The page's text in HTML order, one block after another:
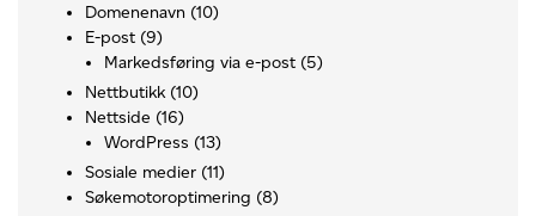
Domenenavn (10)
E-post (9)
Markedsføring via e-post (5)
Nettbutikk(10)
Nettside (16)
WordPress (13)
Sosiale medier (11)
Søkemotoroptimering (8)